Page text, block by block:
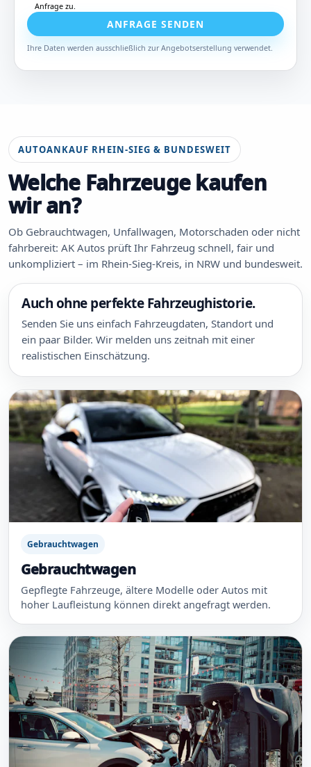
Anfrage zu.
ANFRAGE SENDEN
Ihre Daten werden ausschließlich zur Angebotserstellung verwendet.
AUTOANKAUF RHEIN-SIEG & BUNDESWEIT
Welche Fahrzeuge kaufen
wir an?
Ob Gebrauchtwagen, Unfallwagen, Motorschaden oder nicht
fahrbereit: AK Autos prüft Ihr Fahrzeug schnell, fair und
unkompliziert – im Rhein-Sieg-Kreis, in NRW und bundesweit.
Auch ohne perfekte Fahrzeughistorie.
Senden Sie uns einfach Fahrzeugdaten, Standort und
ein paar Bilder. Wir melden uns zeitnah mit einer
realistischen Einschätzung.
Gebrauchtwagen
Gebrauchtwagen
Gepflegte Fahrzeuge, ältere Modelle oder Autos mit
hoher Laufleistung können direkt angefragt werden.